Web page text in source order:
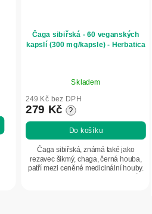
Čaga sibiřská - 60 veganských
kapslí (300 mg/kapsle) - Herbatica
produktu
je
5,0
z
hvězdiček.
Skladem
249 Kč bez DPH
279 Kč ?
Do košíku
Čaga sibiřská, známá také jako
rezavec šikmý, chaga, černá houba,
patří mezi ceněné medicinální houby.